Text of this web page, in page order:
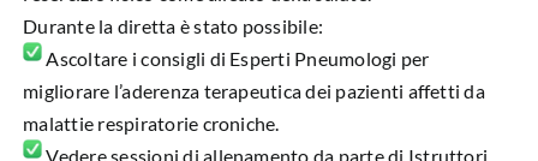
DIVENTA SOCIO
LIBRO SCRITTURE IN ROSA
Durante la diretta è stato possibile:
Ascoltare i consigli di Esperti Pneumologi per
migliorare l’aderenza terapeutica dei pazienti affetti da
malattie respiratorie croniche.
Vedere sessioni di allenamento da parte di Istruttori